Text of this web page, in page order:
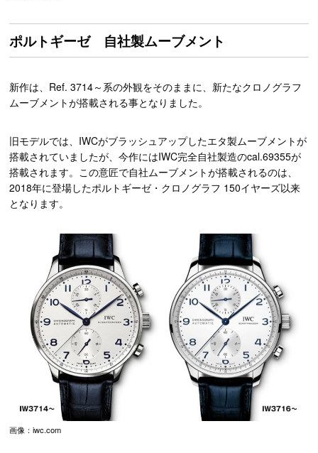
ポルトギーゼ 自社製ムーブメント
新作は、Ref. 3714～系の外観をそのままに、新たなクロノグラフ
ムーブメントが搭載される事となりました。
旧モデルでは、IWCがブラッシュアップしたエタ製ムーブメントが
搭載されていましたが、今作にはIWC完全自社製造のcal.69355が
搭載されます。この意匠で自社ムーブメントが搭載されるのは、
2018年に登場したポルトギーゼ・クロノグラフ 150イヤーズ以来
となります。
画像：iwc.com